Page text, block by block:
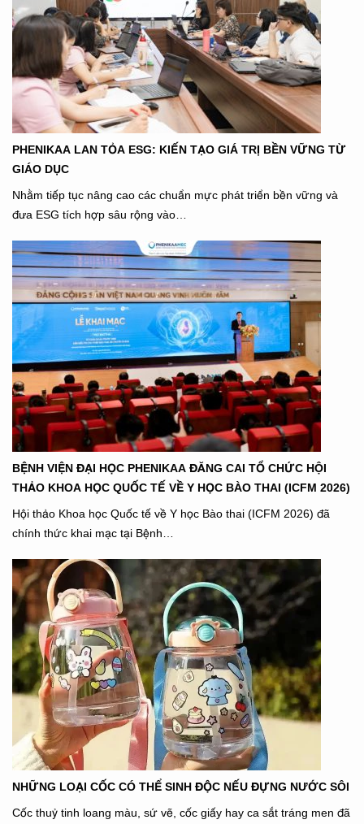
PHENIKAA LAN TỎA ESG: KIẾN TẠO GIÁ TRỊ BỀN VỮNG TỪ
GIÁO DỤC
Nhằm tiếp tục nâng cao các chuẩn mực phát triển bền vững và
đưa ESG tích hợp sâu rộng vào…
BỆNH VIỆN ĐẠI HỌC PHENIKAA ĐĂNG CAI TỔ CHỨC HỘI
THẢO KHOA HỌC QUỐC TẾ VỀ Y HỌC BÀO THAI (ICFM 2026)
Hội thảo Khoa học Quốc tế về Y học Bào thai (ICFM 2026) đã
chính thức khai mạc tại Bệnh…
NHỮNG LOẠI CỐC CÓ THỂ SINH ĐỘC NẾU ĐỰNG NƯỚC SÔI
Cốc thuỷ tinh loang màu, sứ vẽ, cốc giấy hay ca sắt tráng men đã